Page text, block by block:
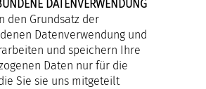
DATENVERWENDUNG
den Grundsatz der
Datenverwendung und
und speichern Ihre
Daten nur für die
Sie sie uns mitgeteilt